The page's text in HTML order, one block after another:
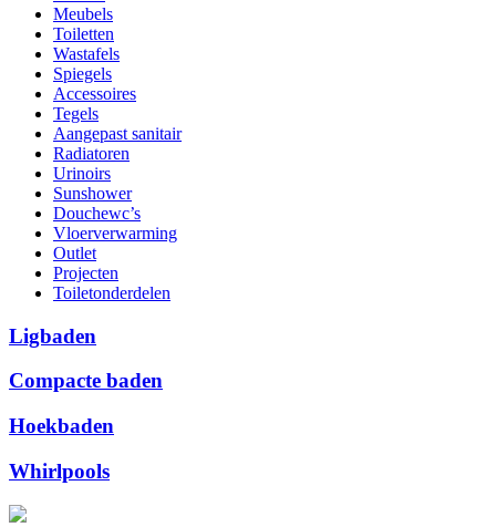
Meubels
Toiletten
Wastafels
Spiegels
Accessoires
Tegels
Aangepast sanitair
Radiatoren
Urinoirs
Sunshower
Douchewc’s
Vloerverwarming
Outlet
Projecten
Toiletonderdelen
Ligbaden
Compacte baden
Hoekbaden
Whirlpools